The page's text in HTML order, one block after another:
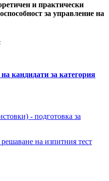
и практически
за управление на
кандидати за категория
- подготовка за
на изпитния тест